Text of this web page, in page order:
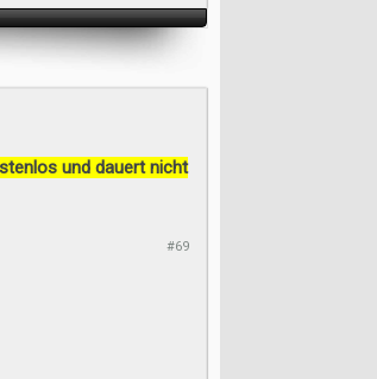
und dauert nicht
#69